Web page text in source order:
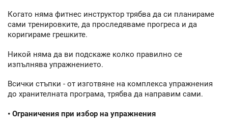
Когато няма фитнес инструктор трябва да си планираме
сами тренировките, да проследяваме прогреса и да
коригираме грешките.
Никой няма да ви подскаже колко правилно се
изпълнява упражнението.
Всички стъпки - от изготвяне на комплекса упражнения
до хранителната програма, трябва да направим сами.
• Ограничения при избор на упражнения